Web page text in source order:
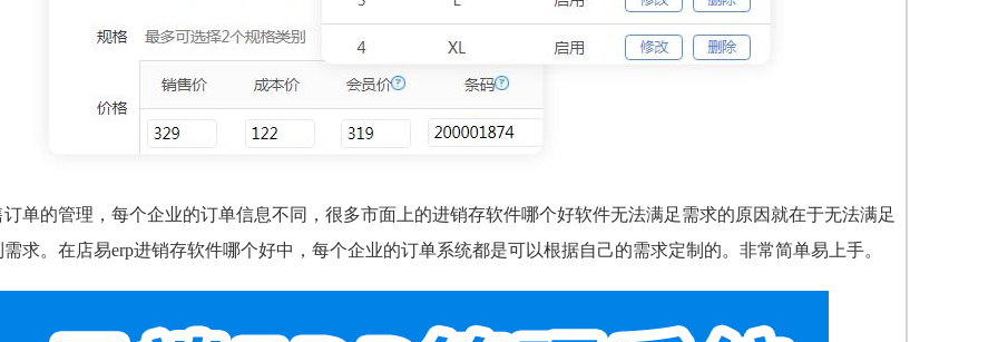
订单的管理，每个企业的订单信息不同，很多市面上的进销存软件哪个好软件无法满足需求的原因就在于无法满足
求。在店易erp进销存软件哪个好中，每个企业的订单系统都是可以根据自己的需求定制的。非常简单易上手。